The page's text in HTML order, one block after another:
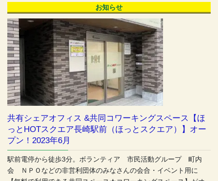
お知らせ
共有シェアオフィス &共同コワーキングスペース【ほ
っとHOTスクエア長崎駅前（ほっとスクエア）】オー
プン！2023年6月
駅前電停から徒歩3分。ボランティア 市民活動グループ 町内
会 ＮＰＯなどの非営利団体のみなさんの会合・イベント用に